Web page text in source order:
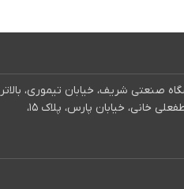
صنعتی شریف، خیابان تیموری، بالاتر
از میدان تیموری، خیابان شهید علی لطفعلی خانی، خیابان پارس، پلاک ۱۵،